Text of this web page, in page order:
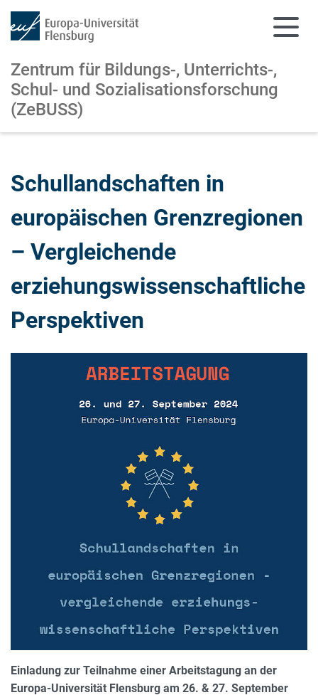
Zentrum für Bildungs-, Unterrichts-,
Schul- und Sozialisationsforschung
(ZeBUSS)
Schullandschaften in
europäischen Grenzregionen
– Vergleichende
erziehungswissenschaftliche
Perspektiven
Einladung zur Teilnahme einer Arbeitstagung an der
Europa-Universität Flensburg am 26. & 27. September